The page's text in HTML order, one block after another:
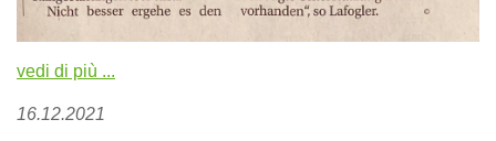
vedi di più ...
16.12.2021